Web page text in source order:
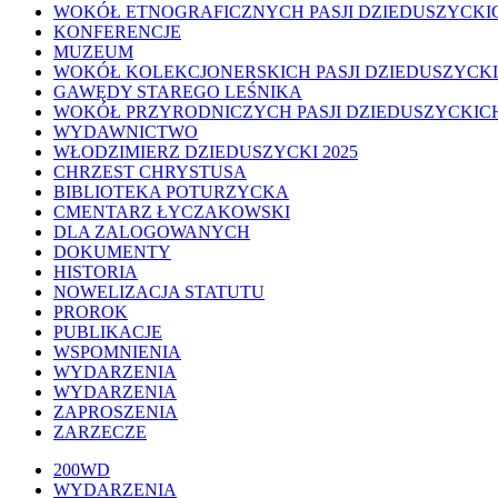
WOKÓŁ ETNOGRAFICZNYCH PASJI
KONFERENCJE
MUZEUM
WOKÓŁ KOLEKCJONERSKICH PASJI
GAWĘDY STAREGO LEŚNIKA
WOKÓŁ PRZYRODNICZYCH PASJI
WYDAWNICTWO
WŁODZIMIERZ DZIEDUSZYCKI 2025
CHRZEST CHRYSTUSA
BIBLIOTEKA POTURZYCKA
CMENTARZ ŁYCZAKOWSKI
DLA ZALOGOWANYCH
DOKUMENTY
HISTORIA
NOWELIZACJA STATUTU
PROROK
PUBLIKACJE
WSPOMNIENIA
WYDARZENIA
WYDARZENIA
ZAPROSZENIA
ZARZECZE
Close
Menu
200WD
WYDARZENIA